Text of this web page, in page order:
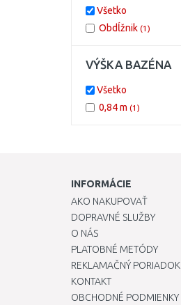
Všetko
Obdĺžnik (1)
VÝŠKA BAZÉNA
Všetko
0,84 m (1)
INFORMÁCIE
AKO NAKUPOVAŤ
DOPRAVNÉ SLUŽBY
O NÁS
PLATOBNÉ METÓDY
REKLAMAČNÝ PORIADOK
KONTAKT
OBCHODNÉ PODMIENKY